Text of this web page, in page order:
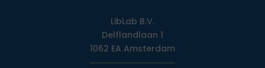
LibLab B.V.
Delflandlaan 1
1062 EA Amsterdam